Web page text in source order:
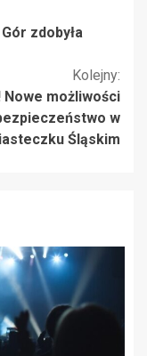
zdobyła
Kolejny:
Nowe możliwości
w
Śląskim